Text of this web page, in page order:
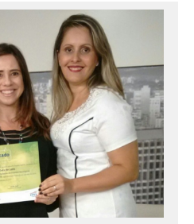
Novos Paulista
Trabalhe Conosco Ibirarema
Trabalhe Conosco Marília – ESF
Trabalhe Conosco Oscar
Bressane
Trabalhe Conosco Reginópolis
– SP
Trabalhe Conosco Ribeirão do
Sul – SP
Trabalhe Conosco São Pedro